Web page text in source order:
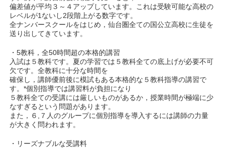
偏差値が平均３～４アップしています。これは受験可能な高校の
レベルが1ないし2段階上がる数字です。
全ナンバースクールをはじめ，仙台圏全ての国公立高校に生徒を
送り出してきています。
・5教科，全50時間超の本格的講習
入試は５教科です。夏の学習では５教科全ての底上げが必要不可
欠です。全教科に十分な時間を
確保し，講師優前後に模試もある本格的な５教科指導の講習で
す。*個別指導では講習料が負担になり
５教科全ての受講には厳しいものがあるか，授業時間が極端に少
なすぎるという問題があります。
また，６,７人のグループに個別指導を導入するには講師の力量
が大きく問われます。
・リーズナブルな受講料